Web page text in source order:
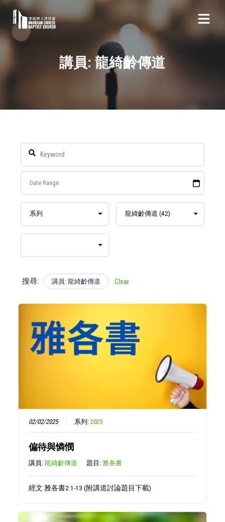
講員: 龍綺齡傳道
搜尋: 講員: 龍綺齡傳道 Clear
02/02/2025 系列:2025
偏待與憐憫
講員:龍綺齡傳道 題目:雅各書
經文 雅各書2:1-13 (附講道討論題目下載)